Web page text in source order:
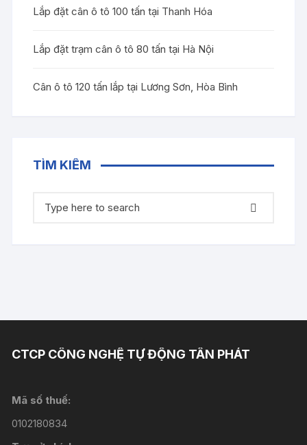
Lắp đặt cân ô tô 100 tấn tại Thanh Hóa
Lắp đặt trạm cân ô tô 80 tấn tại Hà Nội
Cân ô tô 120 tấn lắp tại Lương Sơn, Hòa Bình
TÌM KIẾM
kiếm:
CTCP CÔNG NGHỆ TỰ ĐỘNG TÂN PHÁT
Mã số thuế:
0102180834